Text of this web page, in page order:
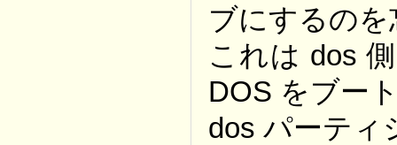
ブにするの
これは dos
DOS をブー
dos パーティ